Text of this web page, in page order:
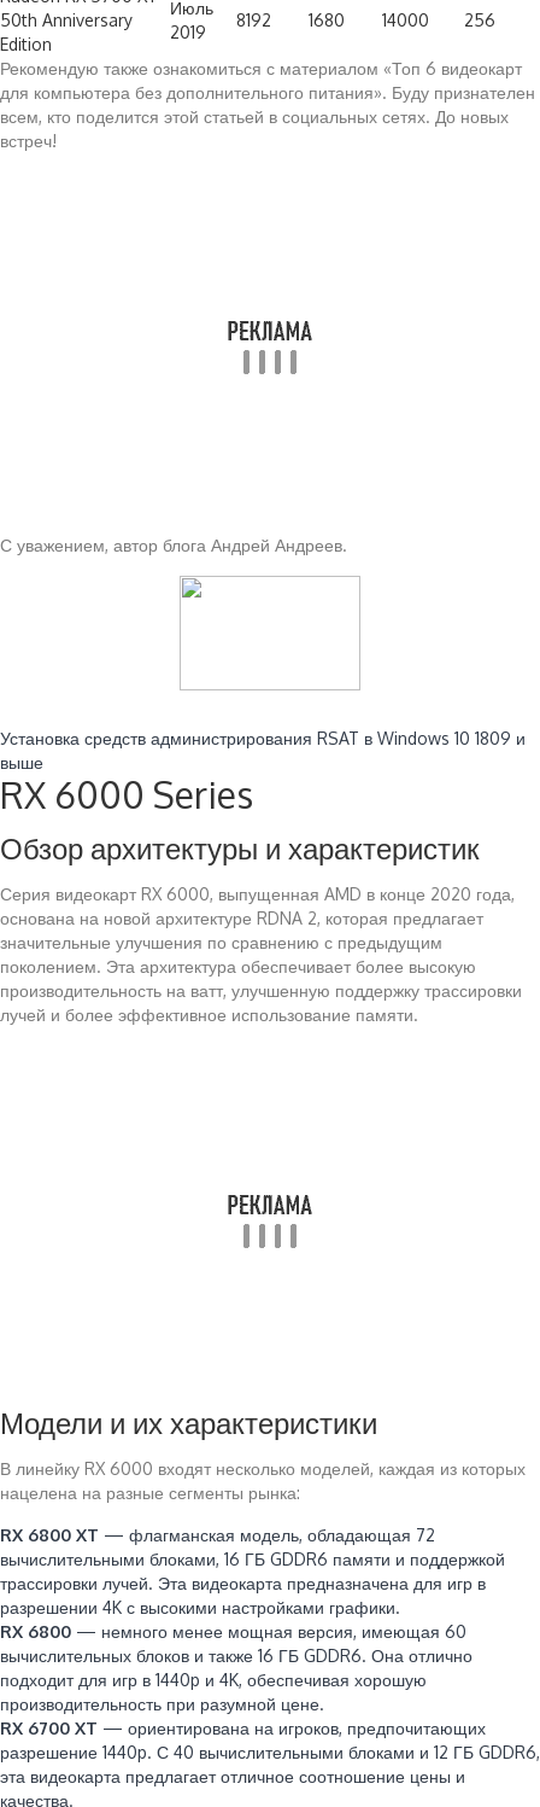
50th Anniversary
Edition
Июль
2019
8192 1680 14000 256
Рекомендую также ознакомиться с материалом «Топ 6 видеокарт
для компьютера без дополнительного питания». Буду признателен
всем, кто поделится этой статьей в социальных сетях. До новых
встреч!
С уважением, автор блога Андрей Андреев.
Установка средств администрирования RSAT в Windows 10 1809 и
выше
RX 6000 Series
Обзор архитектуры и характеристик
Серия видеокарт RX 6000, выпущенная AMD в конце 2020 года,
основана на новой архитектуре RDNA 2, которая предлагает
значительные улучшения по сравнению с предыдущим
поколением. Эта архитектура обеспечивает более высокую
производительность на ватт, улучшенную поддержку трассировки
лучей и более эффективное использование памяти.
Модели и их характеристики
В линейку RX 6000 входят несколько моделей, каждая из которых
нацелена на разные сегменты рынка:
RX 6800 XT — флагманская модель, обладающая 72
вычислительными блоками, 16 ГБ GDDR6 памяти и поддержкой
трассировки лучей. Эта видеокарта предназначена для игр в
разрешении 4K с высокими настройками графики.
RX 6800 — немного менее мощная версия, имеющая 60
вычислительных блоков и также 16 ГБ GDDR6. Она отлично
подходит для игр в 1440p и 4K, обеспечивая хорошую
производительность при разумной цене.
RX 6700 XT — ориентирована на игроков, предпочитающих
разрешение 1440p. С 40 вычислительными блоками и 12 ГБ GDDR6,
эта видеокарта предлагает отличное соотношение цены и
качества.